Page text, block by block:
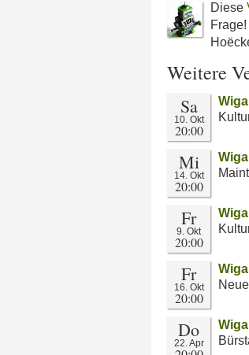
Diese
Weitere
Sa
10. Okt
20:00
Mi
14. Okt
20:00
Fr
9. Okt
20:00
Fr
16. Okt
20:00
Do
22. Apr